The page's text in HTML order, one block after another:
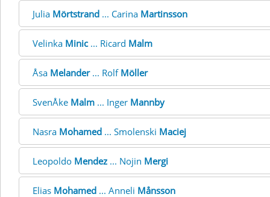
Julia Mörtstrand ... Carina Martinsson
Velinka Minic... Ricard Malm
Åsa Melander... Rolf Möller
SvenÅke Malm ... Inger Mannby
Nasra Mohamed ... Smolenski Maciej
Leopoldo Mendez ... Nojin Mergi
Elias Mohamed ... Anneli Månsson